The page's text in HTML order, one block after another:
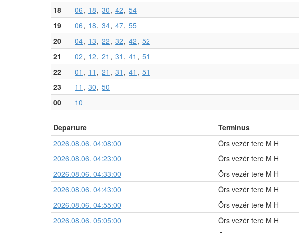
18
06 18 30 42 54
19
06 18 34 47 55
20
04 13 22 32 42 52
21
02 12 21 31 41
51
22
01 11 21 31 41
51
23
11 30 50
00
10
Departure Terminus
2026.08.06. 04:08:00
Örs vezér tere M H
2026.08.06. 04:23:00
Örs vezér tere M H
2026.08.06. 04:33:00
Örs vezér tere M H
2026.08.06. 04:43:00
Örs vezér tere M H
2026.08.06. 04:55:00
Örs vezér tere M H
2026.08.06. 05:05:00
Örs vezér tere M H